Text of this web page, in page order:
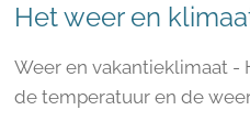
Het weer en
Weer en vakantieklimaat -
de temperatuur en de